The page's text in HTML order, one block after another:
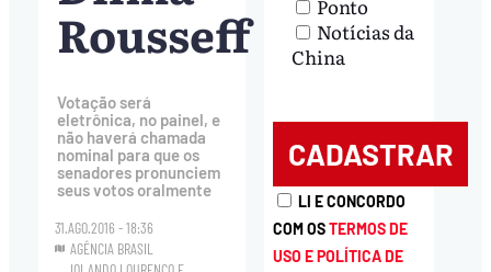
Rousseff
Votação será
eletrônica, no painel, e
não haverá chamada
nominal para que os
senadores pronunciem
seus votos oralmente
31.AGO.2016 - 18:36
AGÊNCIA BRASIL
Ponto
Notícias da
China
LI E CONCORDO
COM OSTERMOS DE
USO E POLÍTICA DE